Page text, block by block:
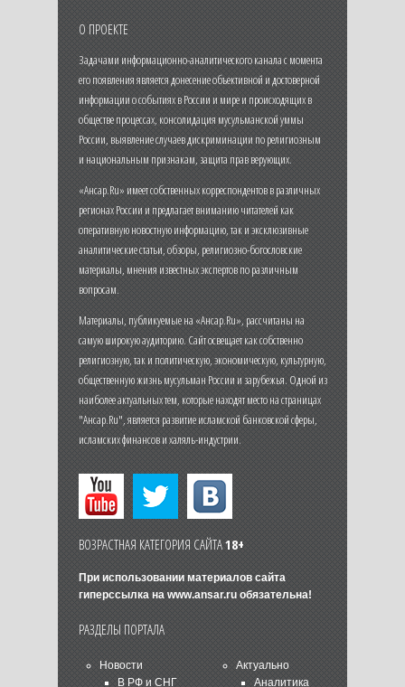
О ПРОЕКТЕ
Задачами информационно-аналитического канала с момента
его появления является донесение объективной и достоверной
информации о событиях в России и мире и происходящих в
обществе процессах, консолидация мусульманской уммы
России, выявление случаев дискриминации по религиозным
и национальным признакам, защита прав верующих.
«Ансар.Ru» имеет собственных корреспондентов в различных
регионах России и предлагает вниманию читателей как
оперативную новостную информацию, так и эксклюзивные
аналитические статьи, обзоры, религиозно-богословские
материалы, мнения известных экспертов по различным
вопросам.
Материалы, публикуемые на «Ансар.Ru», рассчитаны на
самую широкую аудиторию. Сайт освещает как собственно
религиозную, так и политическую, экономическую, культурную,
общественную жизнь мусульман России и зарубежья. Одной из
наиболее актуальных тем, которые находят место на страницах
"Ансар.Ru", является развитие исламской банковской сферы,
исламских финансов и халяль-индустрии.
ВОЗРАСТНАЯ КАТЕГОРИЯ САЙТА18+
При использовании материалов сайта
гиперссылка на www.ansar.ruобязательна!
РАЗДЕЛЫ ПОРТАЛА
Новости
В РФ и СНГ
Актуально
Аналитика